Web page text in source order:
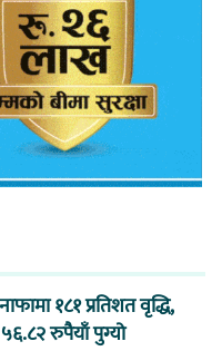
१८१ प्रतिशत वृद्धि,
रुपैयाँ पुग्यो